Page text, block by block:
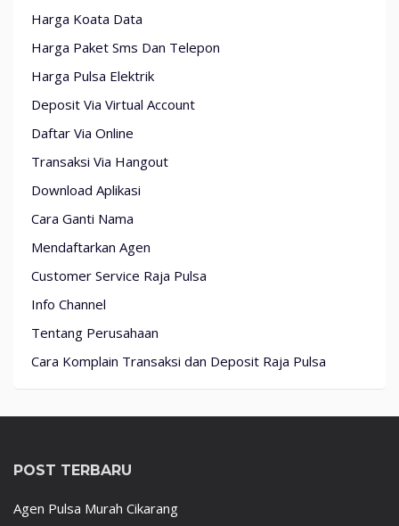
Harga Koata Data
Harga Paket Sms Dan Telepon
Harga Pulsa Elektrik
Deposit Via Virtual Account
Daftar Via Online
Transaksi Via Hangout
Download Aplikasi
Cara Ganti Nama
Mendaftarkan Agen
Customer Service Raja Pulsa
Info Channel
Tentang Perusahaan
Cara Komplain Transaksi dan Deposit Raja Pulsa
POST TERBARU
Agen Pulsa Murah Cikarang